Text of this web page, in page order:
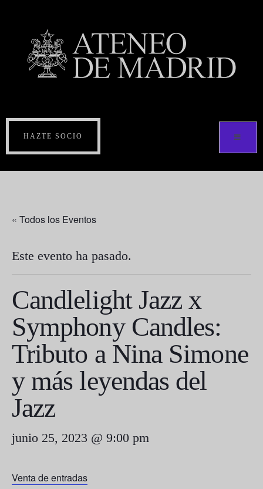
HAZTE SOCIO
« Todos los Eventos
Este evento ha pasado.
Candlelight Jazz x
Symphony Candles:
Tributo a Nina Simone
y más leyendas del
Jazz
junio 25, 2023 @ 9:00 pm
Venta de entradas